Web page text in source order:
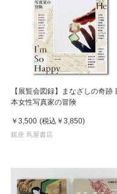
【展覧会図録】まなざしの奇跡
本女性写真家の冒険
￥3,500 (税込 ￥3,850)
銀座 蔦屋書店